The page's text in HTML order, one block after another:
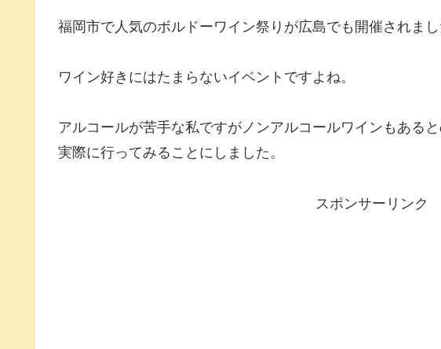
福岡市で人気のボルドーワイン祭りが広島でも開催されまし
ワイン好きにはたまらないイベントですよね。
アルコールが苦手な私ですがノンアルコールワインもあると
実際に行ってみることにしました。
スポンサーリンク